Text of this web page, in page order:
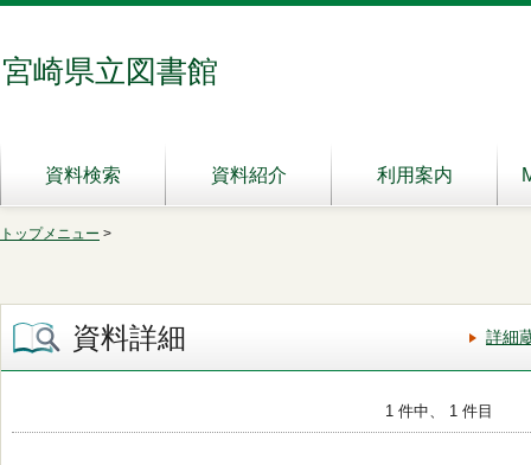
宮崎県立図書館
資料検索 資料紹介 利用案内
トップメニュー >
資料詳細 詳細
1 件中、 1 件目